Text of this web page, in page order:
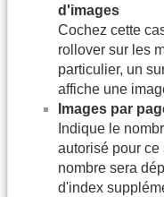
d'images
Cochez cette
rollover sur les
particulier, un
affiche une
Images par
Indique le
autorisé pour
nombre sera
d'index